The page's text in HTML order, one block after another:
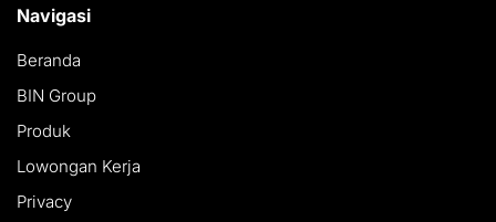
Navigasi
Beranda
BIN Group
Produk
Lowongan Kerja
Privacy